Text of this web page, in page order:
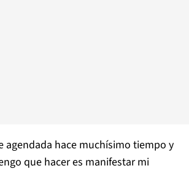
agendada hace muchísimo tiempo y
que hacer es manifestar mi